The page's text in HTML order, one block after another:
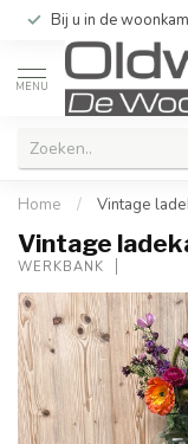
Bij u in de
MENU
Home / Vintage
Vintage
WERKBANK